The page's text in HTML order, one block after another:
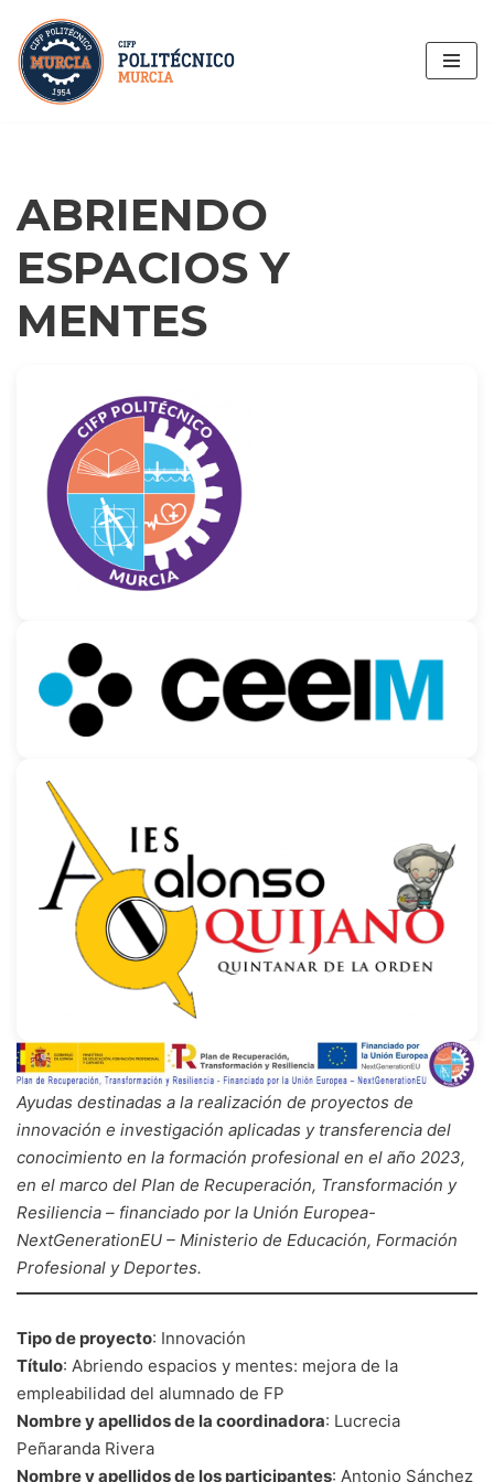
Saltar
al
ABRIENDO
ESPACIOS Y
MENTES
Ayudas destinadas a la realización de proyectos de
innovación e investigación aplicadas y transferencia del
conocimiento en la formación profesional en el año 2023,
en el marco del Plan de Recuperación, Transformación y
Resiliencia – financiado por la Unión Europea-
NextGenerationEU – Ministerio de Educación, Formación
Profesional y Deportes.
Tipo de proyecto: Innovación
Título: Abriendo espacios y mentes: mejora de la
empleabilidad del alumnado de FP
Nombre y apellidos de la coordinadora: Lucrecia
Peñaranda Rivera
Nombre y apellidos de los participantes: Antonio Sánchez